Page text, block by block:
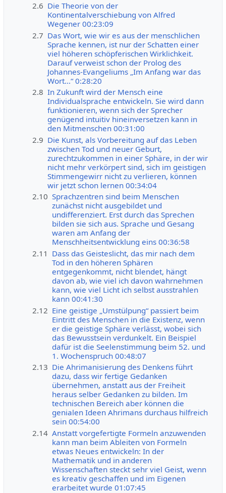
2.6 Die Theorie von der
Kontinentalverschiebung von Alfred
Wegener 00:23:09
2.7 Das Wort, wie wir es aus der menschlichen
Sprache kennen, ist nur der Schatten einer
viel höheren schöpferischen Wirklichkeit.
Darauf verweist schon der Prolog des
Johannes-Evangeliums „Im Anfang war das
Wort…“ 0:28:20
2.8 In Zukunft wird der Mensch eine
Individualsprache entwickeln. Sie wird dann
funktionieren, wenn sich der Sprecher
genügend intuitiv hineinversetzen kann in
den Mitmenschen 00:31:00
2.9 Die Kunst, als Vorbereitung auf das Leben
zwischen Tod und neuer Geburt,
zurechtzukommen in einer Sphäre, in der wir
nicht mehr verkörpert sind, sich im geistigen
Stimmengewirr nicht zu verlieren, können
wir jetzt schon lernen 00:34:04
2.10 Sprachzentren sind beim Menschen
zunächst nicht ausgebildet und
undifferenziert. Erst durch das Sprechen
bilden sie sich aus. Sprache und Gesang
waren am Anfang der
Menschheitsentwicklung eins 00:36:58
2.11 Dass das Geisteslicht, das mir nach dem
Tod in den höheren Sphären
entgegenkommt, nicht blendet, hängt
davon ab, wie viel ich davon wahrnehmen
kann, wie viel Licht ich selbst ausstrahlen
kann 00:41:30
2.12 Eine geistige „Umstülpung“ passiert beim
Eintritt des Menschen in die Existenz, wenn
er die geistige Sphäre verlässt, wobei sich
das Bewusstsein verdunkelt. Ein Beispiel
dafür ist die Seelenstimmung beim 52. und
1. Wochenspruch 00:48:07
2.13 Die Ahrimanisierung des Denkens führt
dazu, dass wir fertige Gedanken
übernehmen, anstatt aus der Freiheit
heraus selber Gedanken zu bilden. Im
technischen Bereich aber können die
genialen Ideen Ahrimans durchaus hilfreich
sein 00:54:00
2.14 Anstatt vorgefertigte Formeln anzuwenden
kann man beim Ableiten von Formeln
etwas Neues entwickeln: In der
Mathematik und in anderen
Wissenschaften steckt sehr viel Geist, wenn
es kreativ geschaffen und im Eigenen
erarbeitet wurde 01:07:45